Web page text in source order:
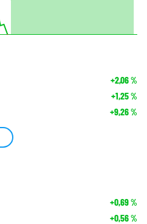
+2,06%
+1,25%
+9,26%
+0,69%
+0,56%